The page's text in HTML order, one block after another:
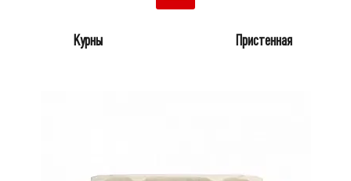
Курны Пристенная